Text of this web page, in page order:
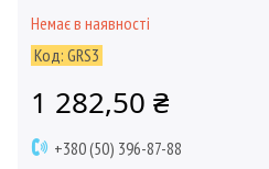
Немає в наявності
Код: GRS3
1 282,50 ₴
+380 (50) 396-87-88